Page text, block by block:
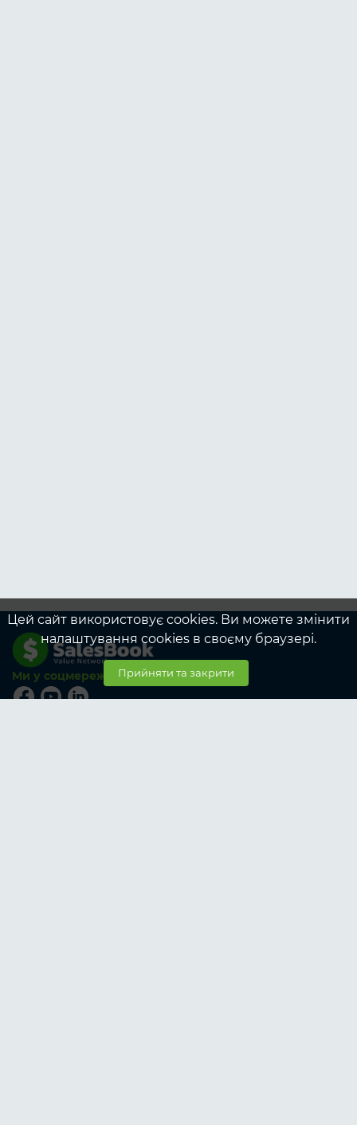
Ми у соцмережах
Цей сайт використовує cookies. Ви можете змінити
налаштування cookies в своєму браузері.
Прийняти та закрити